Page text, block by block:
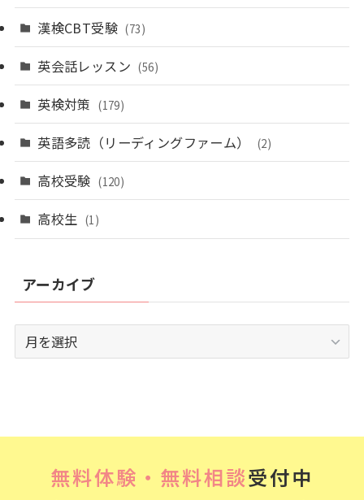
漢検CBT受験 (73)
英会話レッスン (56)
英検対策 (179)
英語多読（リーディングファーム） (2)
高校受験 (120)
高校生 (1)
アーカイブ
ー
無料体験・無料相談受付中